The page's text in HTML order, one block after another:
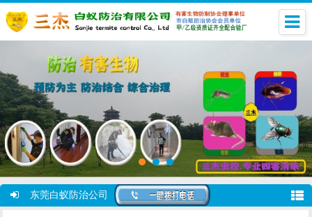
东莞白蚁防治公司